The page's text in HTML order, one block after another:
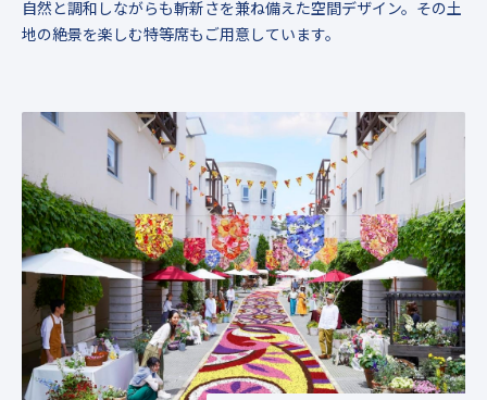
自然と調和しながらも斬新さを兼ね備えた空間デザイン。その土
地の絶景を楽しむ特等席もご用意しています。